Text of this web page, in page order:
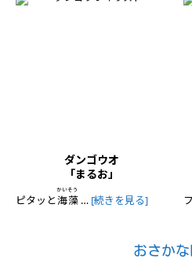
ダンゴウオ
「まるお」
ピタッと海藻
かいそう
… [続きを見る]
おさか